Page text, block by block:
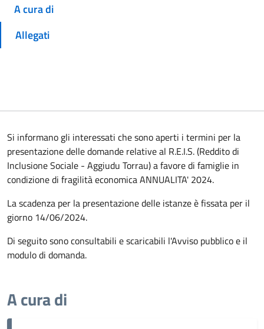
A cura di
Allegati
Si informano gli interessati che sono aperti i termini per la
presentazione delle domande relative al R.E.I.S. (Reddito di
Inclusione Sociale - Aggiudu Torrau) a favore di famiglie in
condizione di fragilità economica ANNUALITA' 2024.
La scadenza per la presentazione delle istanze è fissata per il
giorno 14/06/2024.
Di seguito sono consultabili e scaricabili l'Avviso pubblico e il
modulo di domanda.
A cura di